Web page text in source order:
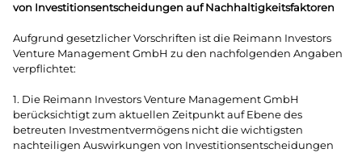
von Investitionsentscheidungen auf Nachhaltigkeitsfaktoren
Aufgrund gesetzlicher Vorschriften ist die Reimann Investors
Venture Management GmbH zu den nachfolgenden Angaben
verpflichtet:
1. Die Reimann Investors Venture Management GmbH
berücksichtigt zum aktuellen Zeitpunkt auf Ebene des
betreuten Investmentvermögens nicht die wichtigsten
nachteiligen Auswirkungen von Investitionsentscheidungen